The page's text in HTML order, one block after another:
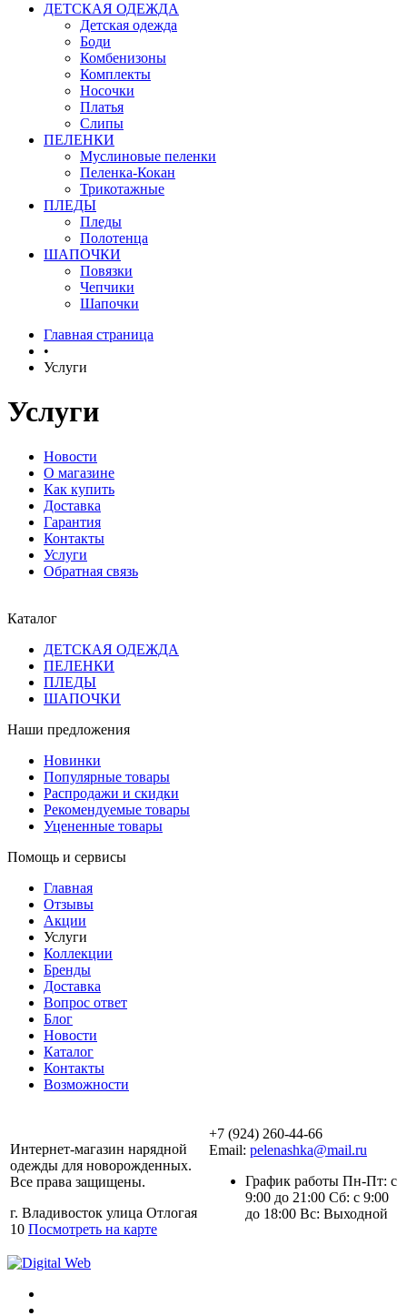
ДЕТСКАЯ ОДЕЖДА
Детская одежда
Боди
Комбенизоны
Комплекты
Носочки
Платья
Слипы
ПЕЛЕНКИ
Муслиновые пеленки
Пеленка-Кокан
Трикотажные
ПЛЕДЫ
Пледы
Полотенца
ШАПОЧКИ
Повязки
Чепчики
Шапочки
Главная страница
•
Услуги
Услуги
Новости
О магазине
Как купить
Доставка
Гарантия
Контакты
Услуги
Обратная связь
Каталог
ДЕТСКАЯ ОДЕЖДА
ПЕЛЕНКИ
ПЛЕДЫ
ШАПОЧКИ
Наши предложения
Новинки
Популярные товары
Распродажи и скидки
Рекомендуемые товары
Уцененные товары
Помощь и сервисы
Главная
Отзывы
Акции
Услуги
Коллекции
Бренды
Доставка
Вопрос ответ
Блог
Новости
Каталог
Контакты
Возможности
Интернет-магазин нарядной
одежды для новорожденных.
Все права защищены.
г. Владивосток улица Отлогая
10 Посмотреть на карте
+7 (924) 260-44-66
Email: pelenashka@mail.ru
График работы Пн-Пт: с
9:00 до 21:00 Сб: с 9:00
до 18:00 Вс: Выходной